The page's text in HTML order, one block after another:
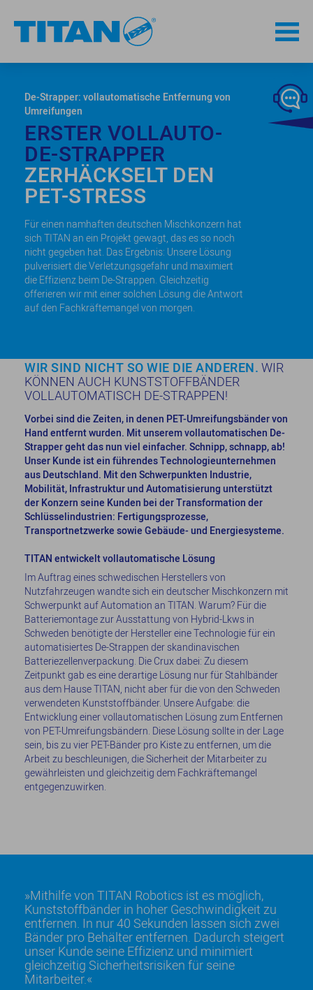
De-Strapper: vollautomatische Entfernung von
Umreifungen
ERSTER VOLLAUTO-
DE-STRAPPER
ZERHÄCKSELT DEN
PET-STRESS
Für einen namhaften deutschen Mischkonzern hat
sich TITAN an ein Projekt gewagt, das es so noch
nicht gegeben hat. Das Ergebnis: Unsere Lösung
pulverisiert die Verletzungsgefahr und maximiert
die Effizienz beim De-Strappen. Gleichzeitig
offerieren wir mit einer solchen Lösung die Antwort
auf den Fachkräftemangel von morgen.
WIR SIND NICHT SO WIE DIE ANDEREN.WIR
KÖNNEN AUCH KUNSTSTOFFBÄNDER
VOLLAUTOMATISCH DE-STRAPPEN!
Vorbei sind die Zeiten, in denen PET-Umreifungsbänder von
Hand entfernt wurden. Mit unserem vollautomatischen De-
Strapper geht das nun viel einfacher. Schnipp, schnapp, ab!
Unser Kunde ist ein führendes Technologieunternehmen
aus Deutschland. Mit den Schwerpunkten Industrie,
Mobilität, Infrastruktur und Automatisierung unterstützt
der Konzern seine Kunden bei der Transformation der
Schlüsselindustrien: Fertigungsprozesse,
Transportnetzwerke sowie Gebäude- und Energiesysteme.
TITAN entwickelt vollautomatische Lösung
Im Auftrag eines schwedischen Herstellers von
Nutzfahrzeugen wandte sich ein deutscher Mischkonzern mit
Schwerpunkt auf Automation an TITAN. Warum? Für die
Batteriemontage zur Ausstattung von Hybrid-Lkws in
Schweden benötigte der Hersteller eine Technologie für ein
automatisiertes De-Strappen der skandinavischen
Batteriezellenverpackung. Die Crux dabei: Zu diesem
Zeitpunkt gab es eine derartige Lösung nur für Stahlbänder
aus dem Hause TITAN, nicht aber für die von den Schweden
verwendeten Kunststoffbänder. Unsere Aufgabe: die
Entwicklung einer vollautomatischen Lösung zum Entfernen
von PET-Umreifungsbändern. Diese Lösung sollte in der Lage
sein, bis zu vier PET-Bänder pro Kiste zu entfernen, um die
Arbeit zu beschleunigen, die Sicherheit der Mitarbeiter zu
gewährleisten und gleichzeitig dem Fachkräftemangel
entgegenzuwirken.
Mithilfe von TITAN Robotics ist es möglich,
Kunststoffbänder in hoher Geschwindigkeit zu
entfernen. In nur 40 Sekunden lassen sich zwei
Bänder pro Behälter entfernen. Dadurch steigert
unser Kunde seine Effizienz und minimiert
gleichzeitig Sicherheitsrisiken für seine
Mitarbeiter.